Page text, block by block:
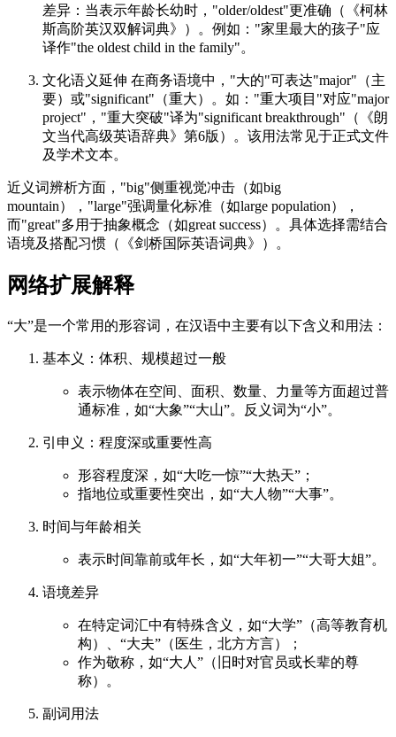
差异：当表示年龄长幼时，"older/oldest"更准确（《柯林
斯高阶英汉双解词典》）。例如："家里最大的孩子"应
译作"the oldest child in the family"。
文化语义延伸 在商务语境中，"大的"可表达"major"（主
要）或"significant"（重大）。如："重大项目"对应"major
project"，"重大突破"译为"significant breakthrough"（《朗
文当代高级英语辞典》第6版）。该用法常见于正式文件
及学术文本。
近义词辨析方面，"big"侧重视觉冲击（如big
mountain），"large"强调量化标准（如large population），
而"great"多用于抽象概念（如great success）。具体选择需结合
语境及搭配习惯（《剑桥国际英语词典》）。
网络扩展解释
“大”是一个常用的形容词，在汉语中主要有以下含义和用法：
基本义：体积、规模超过一般
表示物体在空间、面积、数量、力量等方面超过普
通标准，如“大象”“大山”。反义词为“小”。
引申义：程度深或重要性高
形容程度深，如“大吃一惊”“大热天”；
指地位或重要性突出，如“大人物”“大事”。
时间与年龄相关
表示时间靠前或年长，如“大年初一”“大哥大姐”。
语境差异
在特定词汇中有特殊含义，如“大学”（高等教育机
构）、“大夫”（医生，北方方言）；
作为敬称，如“大人”（旧时对官员或长辈的尊
称）。
副词用法